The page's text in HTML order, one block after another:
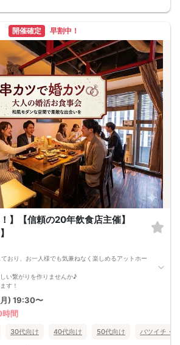
開催確定 早割中！
】【信頼の20年飲食店主催】
おり、お一人様でも気兼ねなく楽しめるアットホー
い繋がりを作りませんか♪
す！
味噌鍋、牛チゲ鍋）、串揚げ盛り合わせ
いただけます
) 19:30〜
間
30代向け 40代向け 50代向け バツイチ・